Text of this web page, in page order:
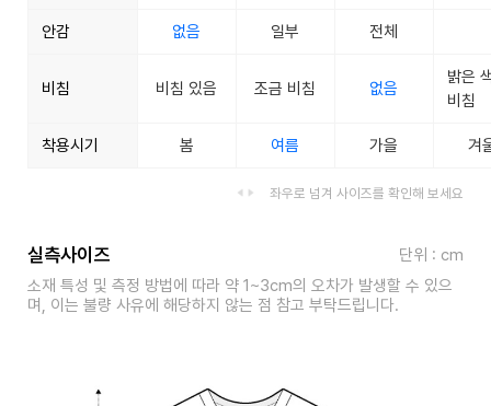
안감 없음 일부 전체
비침 비침 있음 조금 비침 없음
밝은
비침
착용시기 봄 여름 가을 겨
좌우로 넘겨 사이즈를 확인해 보세요
실측사이즈
단위 : cm
소재 특성 및 측정 방법에 따라 약 1~3cm의 오차가 발생할 수 있으
며, 이는 불량 사유에 해당하지 않는 점 참고 부탁드립니다.